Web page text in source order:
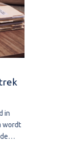
in
wordt